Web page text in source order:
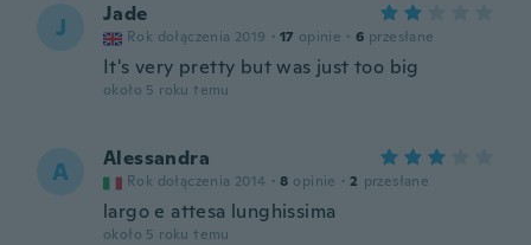
J Jade
Rok dołączenia 2019 · 17 opinie · 6 przesłane
It's very pretty but was just too big
około 5 roku temu
A Alessandra
Rok dołączenia 2014 · 8 opinie · 2 przesłane
largo e attesa lunghissima
około 5 roku temu